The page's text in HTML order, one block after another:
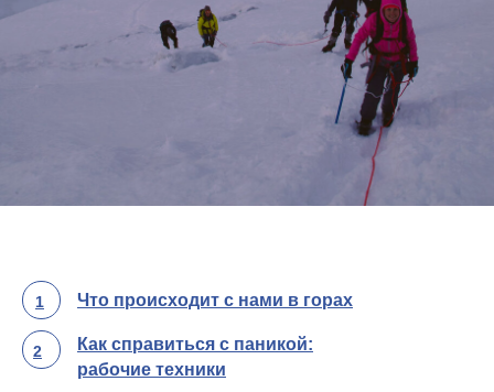
Как справиться с паникой:
рабочие техники
Что происходит с нами в горах
1
2